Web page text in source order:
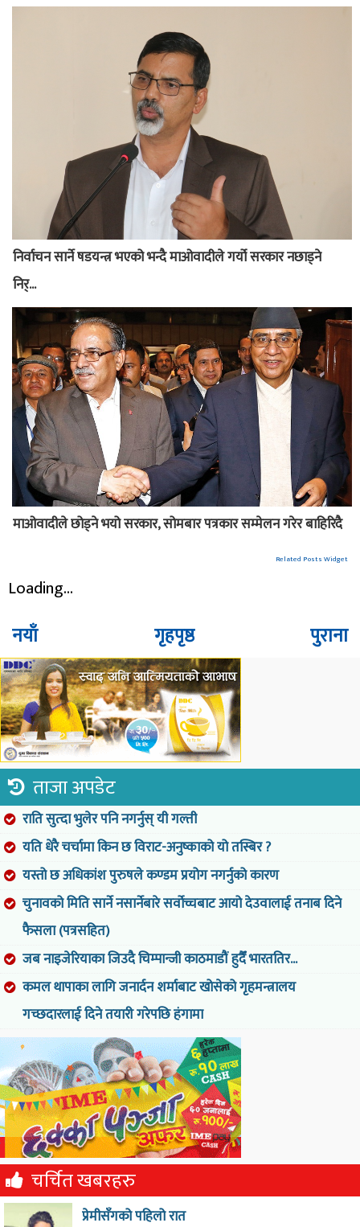
निर्वाचन सार्ने षडयन्त्र भएको भन्दै माओवादीले गर्यो सरकार नछाड्ने
निर्...
माओवादीले छोड्ने भयो सरकार, सोमबार पत्रकार सम्मेलन गरेर बाहिरिदै
Related Posts Widget
Loading...
नयाँ पुराना
गृहपृष्ठ
ताजा अपडेट
राति सुत्दा भुलेर पनि नगर्नुस् यी गल्ती
यति धेरै चर्चामा किन छ विराट-अनुष्काको यो तस्बिर ?
यस्तो छ अधिकांश पुरुषले कण्डम प्रयोग नगर्नुको कारण
चुनावको मिति सार्ने नसार्नेबारे सर्वोच्चबाट आयो देउवालाई तनाब दिने
फैसला (पत्रसहित)
जब नाइजेरियाका जिउदै चिम्पान्जी काठमाडौं हुदैँ भारततिर...
कमल थापाका लागि जनार्दन शर्माबाट खोसेको गृहमन्त्रालय
गच्छदारलाई दिने तयारी गरेपछि हंगामा
चर्चित खबरहरु
प्रेमीसँगको पहिलो रात